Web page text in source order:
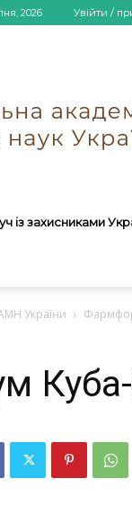
2026 Увійти /
із захисниками
України
Куба-